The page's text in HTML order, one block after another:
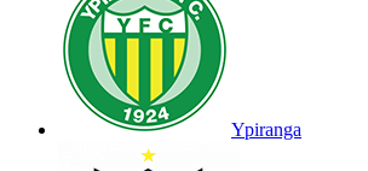
Ypiranga